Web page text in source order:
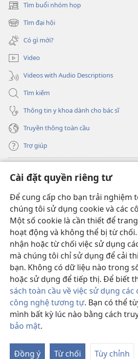
Cài đặt quyền riêng tư
Để cung cấp cho bạn trải nghiệm
chúng tôi sử dụng cookie và các
Một số cookie là cần thiết để
hoạt động và không thể bị từ
nhận hoặc từ chối việc sử dụng
mà chúng tôi chỉ sử dụng để cải
bạn. Không có dữ liệu nào trong
hoặc sử dụng để tiếp thị. Để biết
sách toàn cầu về việc sử dụng
công nghệ tương tự. Bạn có thể
mình bất kỳ lúc nào bằng cách
bảo mật.
Đồng ý Từ chối Tùy chỉnh
Tìm buổi nhóm họp
(mở
cửa
sổ
mới)
Tìm đại hội
(mở
cửa
sổ
mới)
Có gì mới?
Video
Videos with Audio Descriptions
Tìm kiếm
Thông tin y khoa dành cho bác sĩ
Truyền thông toàn cầu
Trợ giúp
(mở
cửa
sổ
mới)
THƯ VIỆN TRỰC TUYẾN Tháp Canh
(mở
cửa
sổ
mới)
JW Hub ®
(mở
cửa
sổ
mới)
JW Library
Thư viện Tháp Canh
Copyright© 2026 Watch Tower Bible and
ĐIỀU KHOẢN SỬ DỤNG